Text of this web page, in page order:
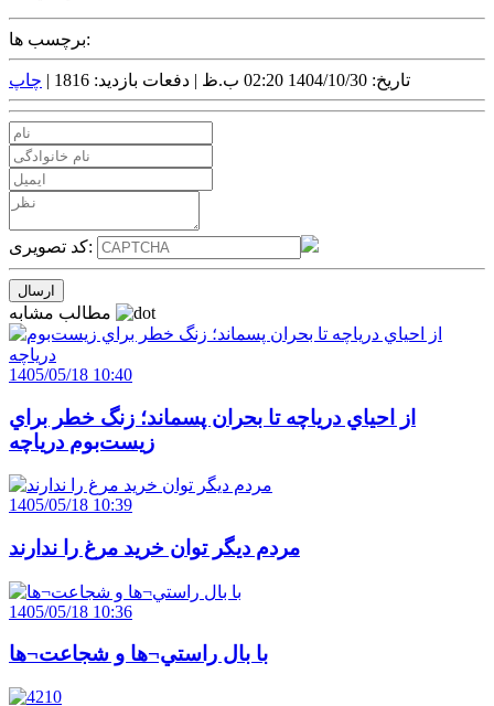
برچسب ها:
تاریخ: 1404/10/30 02:20 ب.ظ | دفعات بازدید: 1816 | چاپ
کد تصویری:
1405/05/18 10:40
از احياي درياچه تا بحران پسماند؛ زنگ خطر براي
زيست‌بوم درياچه
1405/05/18 10:39
مردم ديگر توان خريد مرغ را ندارند
1405/05/18 10:36
با بال راستي¬ها و شجاعت¬ها